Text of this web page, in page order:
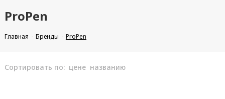
ProPen
Главная Бренды ProPen
Сортировать по: цене названию